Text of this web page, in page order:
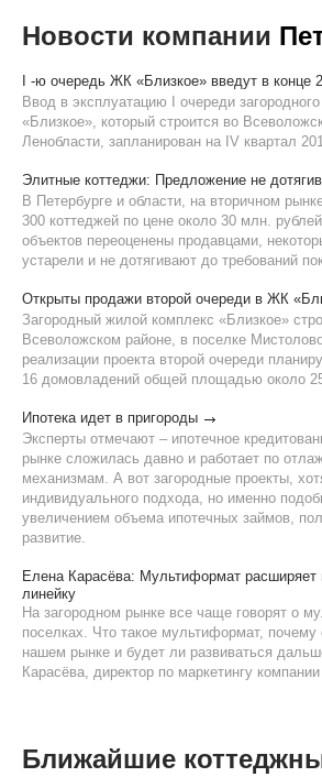
Новости компании
I -ю очередь ЖК «Близкое» введут в конце
Ввод в эксплуатацию I очереди
«Близкое», который строится во
Ленобласти, запланирован на IV квартал
Элитные коттеджи: Предложение не
В Петербурге и области, на вторичном
300 коттеджей по цене около 30 млн.
объектов переоценены продавцами,
устарели и не дотягивают до требований
Открыты продажи второй очереди в ЖК
Загородный жилой комплекс «Близкое»
Всеволожском районе, в поселке
реализации проекта второй очереди
16 домовладений общей площадью около
Ипотека идет в пригороды
Эксперты отмечают – ипотечное
рынке сложилась давно и работает по
механизмам. А вот загородные проекты,
индивидуального подхода, но именно
увеличением объема ипотечных займов,
развитие.
Елена Карасёва: Мультиформат расширяет
линейку
На загородном рынке все чаще говорят о
поселках. Что такое мультиформат, почему
нашем рынке и будет ли развиваться
Карасёва, директор по маркетингу
Ближайшие